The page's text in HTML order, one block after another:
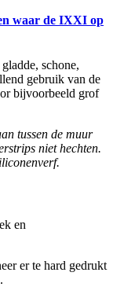
waar de IXXI op
schone,
gebruik van de
bijvoorbeeld grof
tussen de muur
niet hechten.
en
er te hard gedrukt